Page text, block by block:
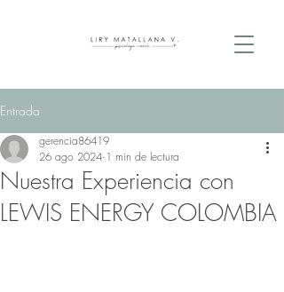
Entrada
Nuestra Experiencia con
LEWIS ENERGY COLOMBIA
gerencia86419
26 ago 2024 1 min de lectura